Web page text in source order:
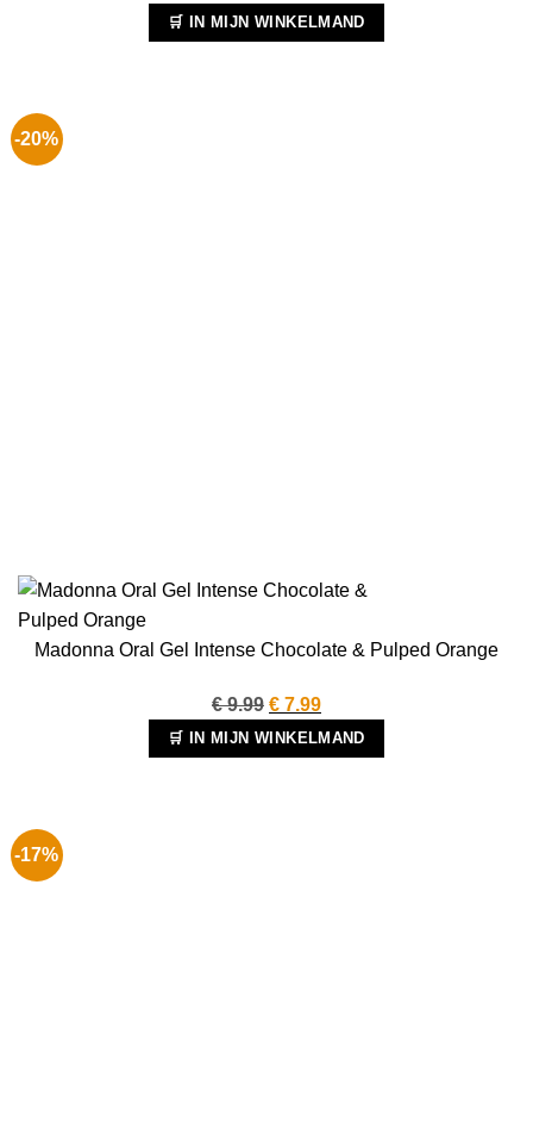
prijs
was:
prijs
is:
🛒 IN MIJN WINKELMAND
-20%
Madonna Oral Gel Intense Chocolate & Pulped Orange
€9.99 Oorspronkelijke
prijs
was:
€ 7.99Huidige
prijs
is:
🛒 IN MIJN WINKELMAND
-17%